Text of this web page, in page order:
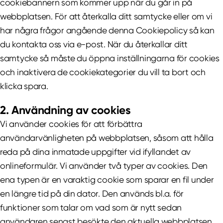
cookiebannern som kommer upp när du går in på
webbplatsen. För att återkalla ditt samtycke eller om vi
har några frågor angående denna Cookiepolicy så kan
du kontakta oss via e-post. När du återkallar ditt
samtycke så måste du öppna inställningarna för cookies
och inaktivera de cookiekategorier du vill ta bort och
klicka spara.
2. Användning av cookies
Vi använder cookies för att förbättra
användarvänligheten på webbplatsen, såsom att hålla
reda på dina inmatade uppgifter vid ifyllandet av
onlineformulär. Vi använder två typer av cookies. Den
ena typen är en varaktig cookie som sparar en fil under
en längre tid på din dator. Den används bl.a. för
funktioner som talar om vad som är nytt sedan